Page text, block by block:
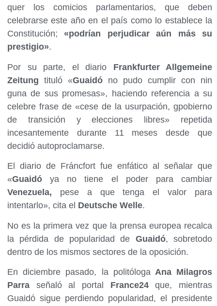
quer los comicios parlamentarios, que deben
celebrarse este año en el país como lo establece la
Constitución; «podrían perjudicar aún más su
prestigio».
Por su parte, el diario Frankfurter Allgemeine
Zeitung tituló «Guaidó no pudo cumplir con nin
guna de sus promesas», haciendo referencia a su
celebre frase de «cese de la usurpación, gpobierno
de transición y elecciones libres» repetida
incesantemente durante 11 meses desde que
decidió autoproclamarse.
El diario de Fráncfort fue enfático al señalar que
«Guaidó ya no tiene el poder para cambiar
Venezuela, pese a que tenga el valor para
intentarlo», cita el Deutsche Welle.
No es la primera vez que la prensa europea recalca
la pérdida de popularidad de Guaidó, sobretodo
dentro de los mismos sectores de la oposición.
En diciembre pasado, la politólogaAna Milagros
Parra señaló al portal France24que, mientras
Guaidó sigue perdiendo popularidad, el presidente